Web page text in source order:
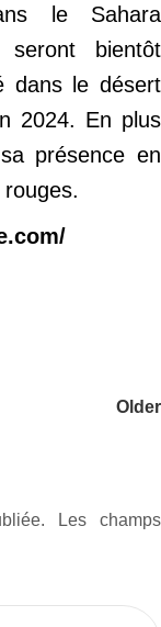
le Sahara
seront bientôt
dans le désert
2024. En plus
présence en
Older
Les champs